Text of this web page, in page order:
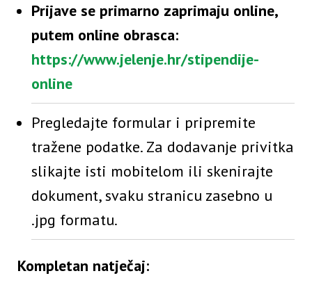
Prijave se primarno zaprimaju online,
putem online obrasca:
https://www.jelenje.hr/stipendije-
online
Pregledajte formular i pripremite
tražene podatke. Za dodavanje privitka
slikajte isti mobitelom ili skenirajte
dokument, svaku stranicu zasebno u
.jpg formatu.
Kompletan natječaj: